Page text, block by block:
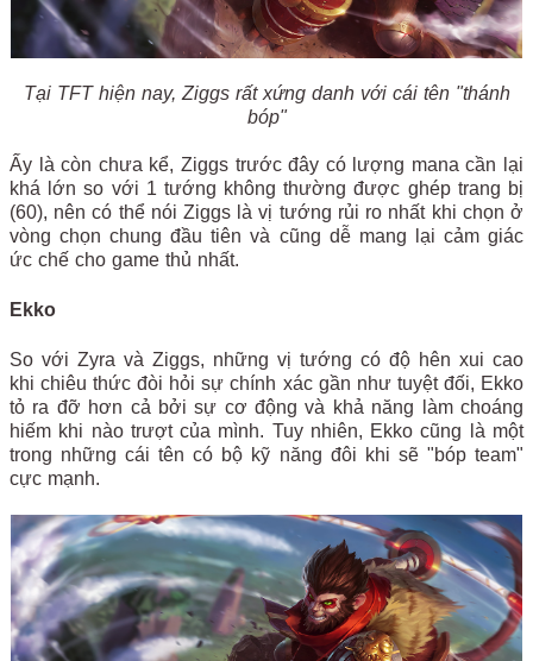
Tại TFT hiện nay, Ziggs rất xứng danh với cái tên "thánh
bóp"
Ấy là còn chưa kể, Ziggs trước đây có lượng mana cần lại
khá lớn so với 1 tướng không thường được ghép trang bị
(60), nên có thể nói Ziggs là vị tướng rủi ro nhất khi chọn ở
vòng chọn chung đầu tiên và cũng dễ mang lại cảm giác
ức chế cho game thủ nhất.
Ekko
So với Zyra và Ziggs, những vị tướng có độ hên xui cao
khi chiêu thức đòi hỏi sự chính xác gần như tuyệt đối, Ekko
tỏ ra đỡ hơn cả bởi sự cơ động và khả năng làm choáng
hiếm khi nào trượt của mình. Tuy nhiên, Ekko cũng là một
trong những cái tên có bộ kỹ năng đôi khi sẽ "bóp team"
cực mạnh.